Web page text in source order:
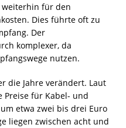
für den
Dies führte oft zu
Der
komplexer, da
nutzen.
die Jahre verändert. Laut
Preise für Kabel- und
etwa zwei bis drei Euro
liegen zwischen acht und